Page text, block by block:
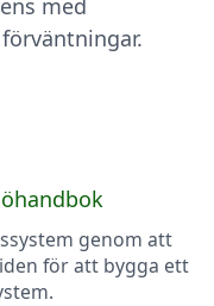
med
genom att
för att bygga ett